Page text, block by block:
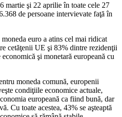
martie şi 22 aprilie în toate cele 27
de persoane intervievate faţă în
euro a atins cel mai ridicat
cetăţenii UE şi 83% dintre rezidenţii
şi monetară europeană cu
moneda comună, europenii
condiţiile economice actuale,
europeană ca fiind bună, dar
Cu toate acestea, 43% se aşteaptă